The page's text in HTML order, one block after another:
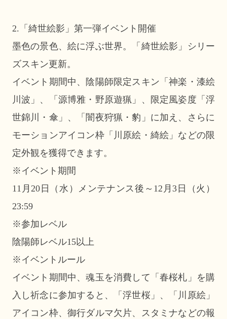
2.「綺世絵影」第一弾イベント開催
墨色の景色、絵に浮ぶ世界。「綺世絵影」シリー
ズスキン更新。
イベント期間中、陰陽師限定スキン「神楽・漆絵
川波」、「源博雅・野原遊猟」、限定風姿度「浮
世錦川・傘」、「闇夜狩猟・豹」に加え、さらに
モーションアイコン枠「川原絵・綺絵」などの限
定外観を獲得できます。
※イベント期間
11月20日（水）メンテナンス後～12月3日（火）
23:59
※参加レベル
陰陽師レベル15以上
※イベントルール
イベント期間中、魂玉を消費して「春桜札」を購
入し祈念に参加すると、「浮世桜」、「川原絵」
アイコン枠、御行ダルマ欠片、スタミナなどの報